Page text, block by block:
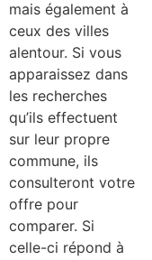
mais également à
ceux des villes
alentour. Si vous
apparaissez dans
les recherches
qu’ils effectuent
sur leur propre
commune, ils
consulteront votre
offre pour
comparer. Si
celle-ci répond à